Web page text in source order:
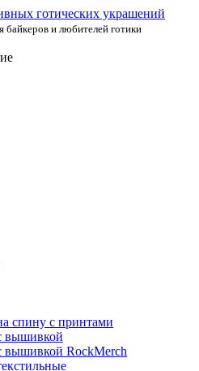
и любителей готики
спину с принтами
вышивкой
RockMerch